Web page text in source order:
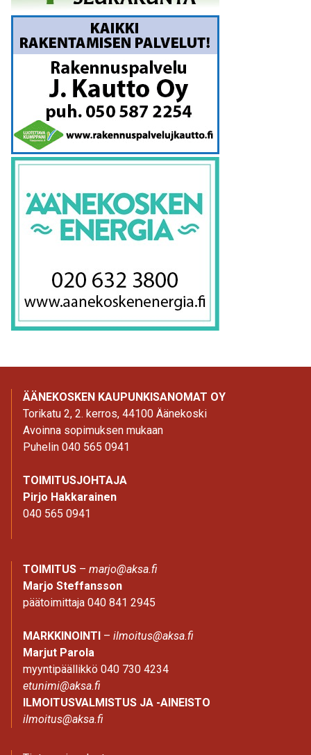
ÄÄNEKOSKEN KAUPUNKISANOMAT OY
Torikatu 2, 2. kerros, 44100 Äänekoski
Avoinna sopimuksen mukaan
Puhelin 040 565 0941
TOIMITUSJOHTAJA
Pirjo Hakkarainen
040 565 0941
TOIMITUS – marjo@aksa.fi
Marjo Steffansson
päätoimittaja 040 841 2945
MARKKINOINTI – ilmoitus@aksa.fi
Marjut Parola
myyntipäällikkö 040 730 4234
etunimi@aksa.fi
ILMOITUSVALMISTUS JA -AINEISTO
ilmoitus@aksa.fi